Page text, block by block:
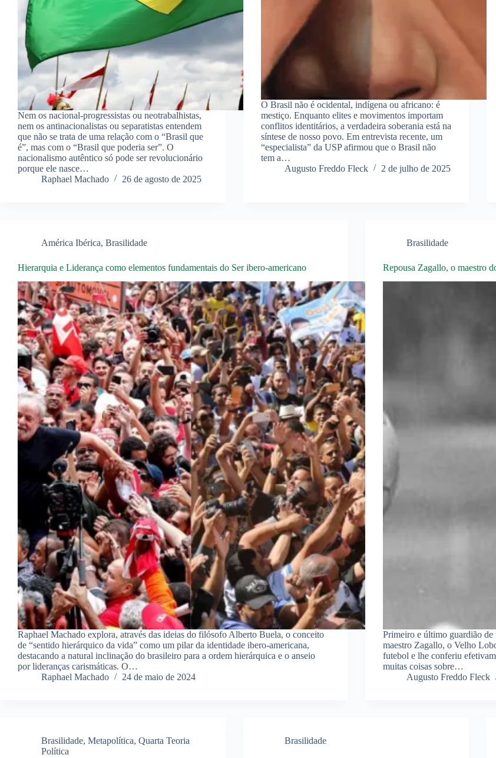
Nem os nacional-progressistas ou neotrabalhistas,
nem os antinacionalistas ou separatistas entendem
que não se trata de uma relação com o “Brasil que
é”, mas com o “Brasil que poderia ser”. O
nacionalismo autêntico só pode ser revolucionário
porque ele nasce…
Raphael Machado
26 de agosto de 2025
O Brasil não é ocidental, indígena ou africano: é
mestiço. Enquanto elites e movimentos importam
conflitos identitários, a verdadeira soberania está na
síntese de nosso povo. Em entrevista recente, um
“especialista” da USP afirmou que o Brasil não
tem a…
Augusto Freddo Fleck
2 de julho de 2025
América Ibérica, Brasilidade
Hierarquia e Liderança como elementos fundamentais do Ser ibero-americano
Raphael Machado explora, através das ideias do filósofo Alberto Buela, o conceito
de “sentido hierárquico da vida” como um pilar da identidade ibero-americana,
destacando a natural inclinação do brasileiro para a ordem hierárquica e o anseio
por lideranças carismáticas. O…
Raphael Machado
24 de maio de 2024
Brasilidade
Repousa Zagallo, o maestro
Primeiro e último guardião de
maestro Zagallo, o Velho
futebol e lhe conferiu
muitas coisas sobre…
Augusto Freddo Fleck
Brasilidade, Metapolítica, Quarta Teoria
Política
Brasilidade